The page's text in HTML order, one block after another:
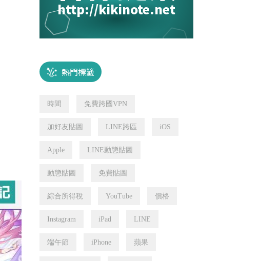
http://kikinote.net
熱門標籤
時間 免費跨國VPN
加好友貼圖 LINE跨區 iOS
Apple LINE動態貼圖
動態貼圖 免費貼圖
綜合所得稅 YouTube 價格
Instagram iPad LINE
端午節 iPhone 蘋果